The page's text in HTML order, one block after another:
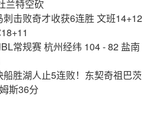
兰特空砍
击败奇才收获6连胜 文班14+12
常规赛 杭州经纬 104 - 82 盐南
胜湖人止5连败！东契奇祖巴茨
斯36分